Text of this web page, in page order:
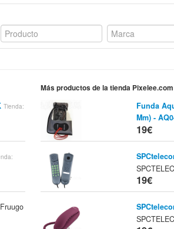
Tienda:
Fruugo
Más productos de la tienda Pixelee.com
Funda
Mm) -
19€
19€